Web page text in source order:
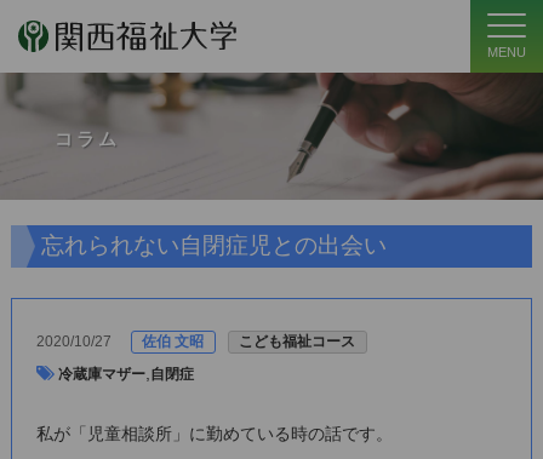
MENU
コラム
忘れられない自閉症児との出会い
2020/10/27 佐伯 文昭
こども福祉コース
冷蔵庫マザー,自閉症
私が「児童相談所」に勤めている時の話です。